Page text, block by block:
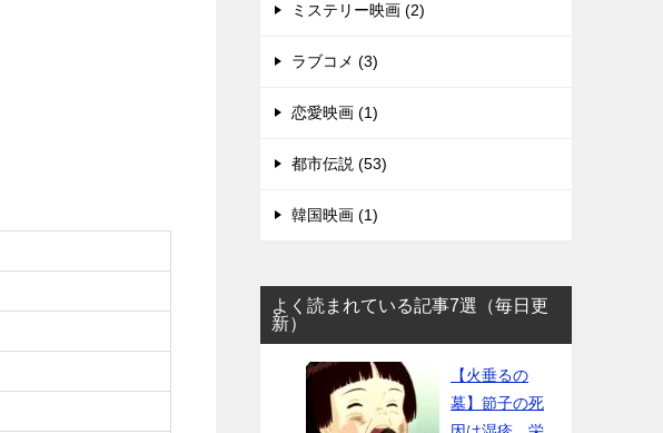
ミステリー映画 (2)
ラブコメ (3)
恋愛映画 (1)
都市伝説 (53)
韓国映画 (1)
よく読まれている記事7選（毎日更
新）
【火垂るの
墓】節子の死